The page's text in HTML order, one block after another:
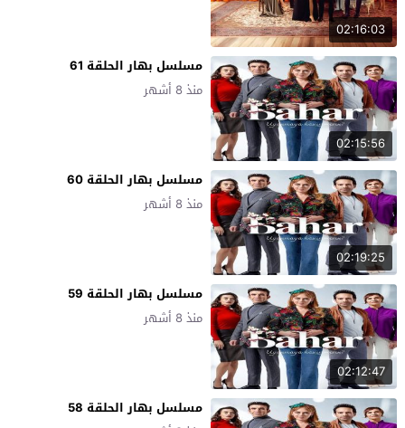
02:16:03
02:15:56
مسلسل بهار الحلقة 61
منذ 8 أشهر
02:19:25
مسلسل بهار الحلقة 60
منذ 8 أشهر
02:12:47
مسلسل بهار الحلقة 59
منذ 8 أشهر
مسلسل بهار الحلقة 58